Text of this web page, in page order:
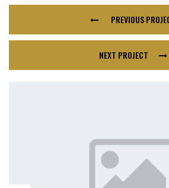
PREVIOUS
NEXT PROJECT